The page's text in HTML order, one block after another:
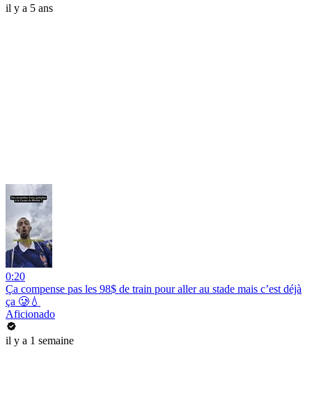
il y a 5 ans
0:20
Ça compense pas les 98$ de train pour aller au stade mais c’est déjà
ça 🥲💧
Aficionado
il y a 1 semaine